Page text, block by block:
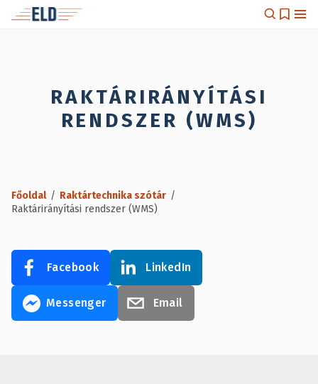
RAKTÁRIRÁNYÍTÁSI
RENDSZER (WMS)
Főoldal / Raktártechnika szótár /
Raktárirányítási rendszer (WMS)
Facebook LinkedIn
Messenger Email